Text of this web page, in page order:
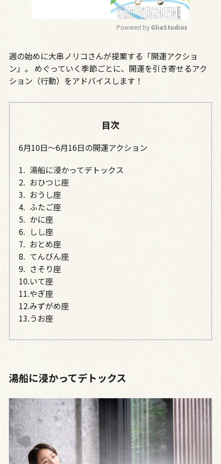
u
t
Powered by GliaStudios
週の始めに大串ノリコさんが提案する「開運アクショ
ン」。 めぐっていく季節ごとに、開運を引き寄せるアク
ション（行動）をアドバイスします！
目次
6月10日～6月16日の開運アクション
湯船に浸かってデトックス
おひつじ座
おうし座
ふたご座
かに座
しし座
おとめ座
てんびん座
さそり座
いて座
やぎ座
みずがめ座
うお座
湯船に浸かってデトックス